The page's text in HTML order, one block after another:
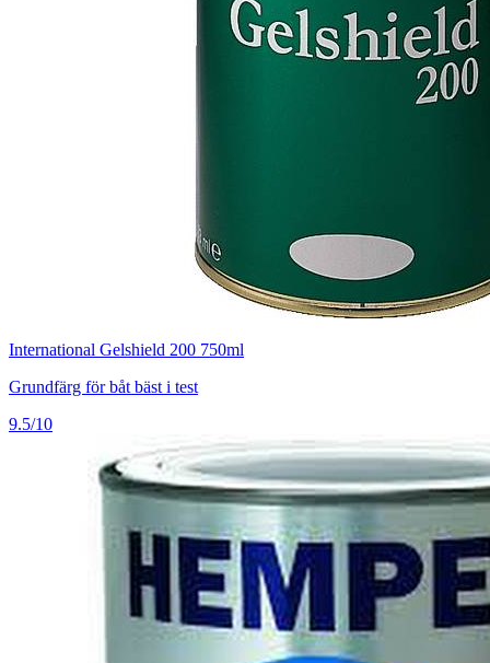
International Gelshield 200 750ml
Grundfärg för båt bäst i test
9.5/10